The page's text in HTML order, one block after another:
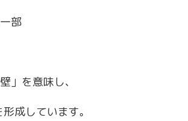
部
」を意味し、
成しています。